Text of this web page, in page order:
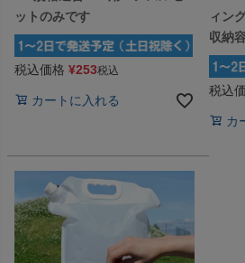
ットのみです
税込価格 ¥253税込
カートに入れる
ィン
収納
税込
カ